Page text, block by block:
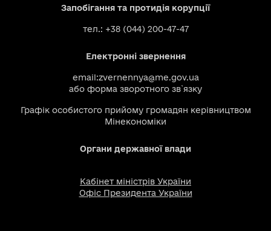
Запобігання та протидія корупції
тел.: +38 (044) 200-47-47
Електронні звернення
email:zvernennya@me.gov.ua
або форма зворотного зв`язку
Графік особистого прийому громадян керівництвом
Мінекономіки
Органи державної влади
Кабінет міністрів України
Офіс Президента України